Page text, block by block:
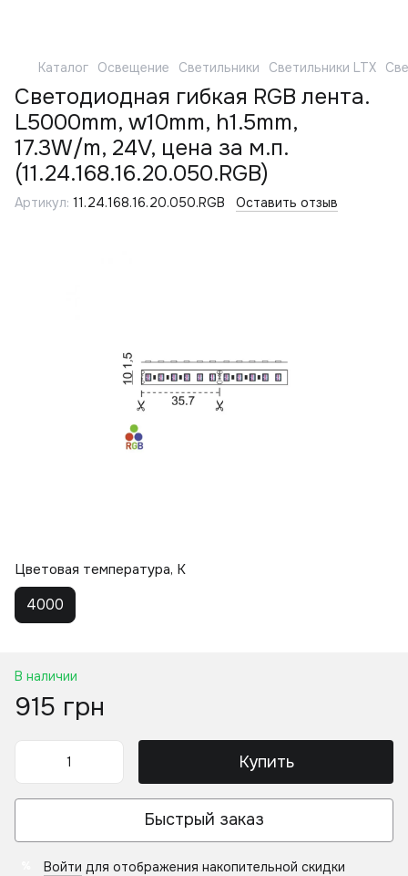
Каталог Освещение Светильники Светильники LTX
Светодиодная гибкая RGB лента.
L5000mm, w10mm, h1.5mm,
17.3W/m, 24V, цена за м.п.
(11.24.168.16.20.050.RGB)
Артикул: 11.24.168.16.20.050.RGB Оставить отзыв
Цветовая температура, K
4000
В наличии
915 грн
Купить
Быстрый заказ
Войти для отображения накопительной скидки